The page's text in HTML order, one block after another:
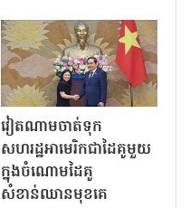
វៀតណាមចាត់ទុក
សហរដ្ឋអាមេរិកជាដៃគូមួយ
ក្នុងចំណោមដៃគូ
សំខាន់ឈានមុខគេ